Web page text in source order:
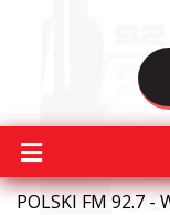
POLSKI FM 92.7 -